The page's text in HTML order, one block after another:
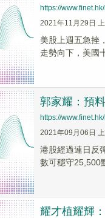
https://
2021年11月29日
美股上週五急挫
走勢向下，美國
郭家耀：預
https://
2021年09月06日
港股經過連日反
數可穩守25,500
耀才植耀輝